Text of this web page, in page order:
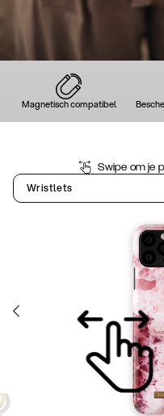
Magnetisch compatibel
Swipe om je
Wristlets